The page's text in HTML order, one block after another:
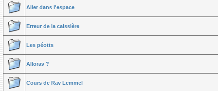
Aller dans l'espace
Erreur de la caissière
Les péotts
Allorav ?
Cours de Rav Lemmel